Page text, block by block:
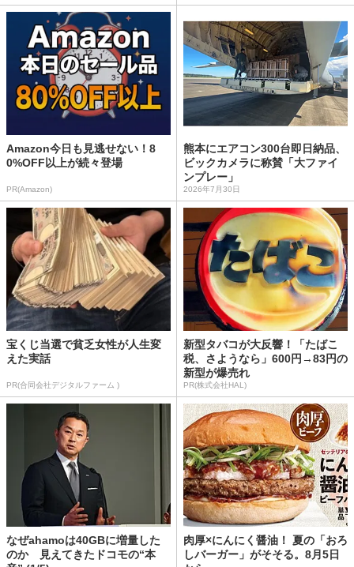
Amazon今日も見逃せない！8
0%OFF以上が続々登場
PR(Amazon)
熊本にエアコン300台即日納品、
ビックカメラに称賛「大ファイ
ンプレー」
2026年7月30日
宝くじ当選で貧乏女性が人生変
えた実話
PR(合同会社デジタルファーム )
新型タバコが大反響！「たばこ
税、さようなら」600円→83円の
新型が爆売れ
PR(株式会社HAL)
なぜahamoは40GBに増量した
のか 見えてきたドコモの“本
肉厚×にんにく醤油！ 夏の「おろ
しバーガー」がそそる。8月5日